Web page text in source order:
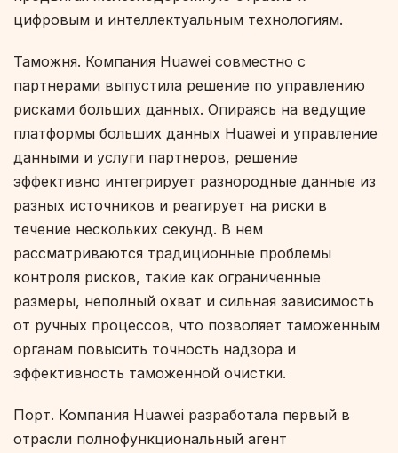
цифровым и интеллектуальным технологиям.
Таможня. Компания Huawei совместно с
партнерами выпустила решение по управлению
рисками больших данных. Опираясь на ведущие
платформы больших данных Huawei и управление
данными и услуги партнеров, решение
эффективно интегрирует разнородные данные из
разных источников и реагирует на риски в
течение нескольких секунд. В нем
рассматриваются традиционные проблемы
контроля рисков, такие как ограниченные
размеры, неполный охват и сильная зависимость
от ручных процессов, что позволяет таможенным
органам повысить точность надзора и
эффективность таможенной очистки.
Порт. Компания Huawei разработала первый в
отрасли полнофункциональный агент